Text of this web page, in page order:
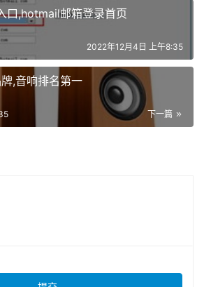
口,hotmail邮箱登录首页
2022年12月4日 上午8:35
,音响排名第一
下一篇